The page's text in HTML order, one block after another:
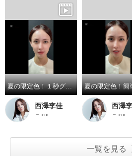
夏の限定色！１秒グラデーションアイシャドウ〈ゴールド〉
西澤李佳
－ cm
西澤
－ cm
一覧を見る